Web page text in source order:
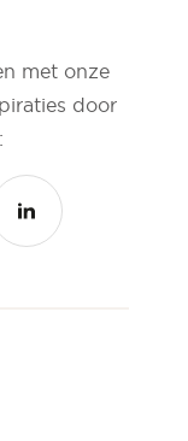
met onze
door
LINKEDIN